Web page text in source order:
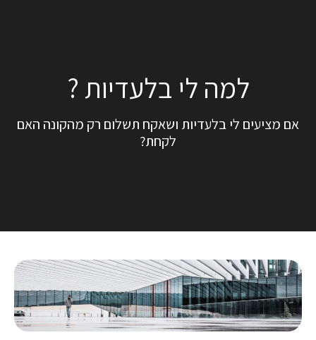
למה לי בלעדיות ?
אם מציעים לי בלעדיות ושאקח תשלום רק מהקונה האם
לקחת?